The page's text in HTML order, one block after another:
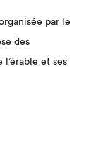
par le
des
et ses